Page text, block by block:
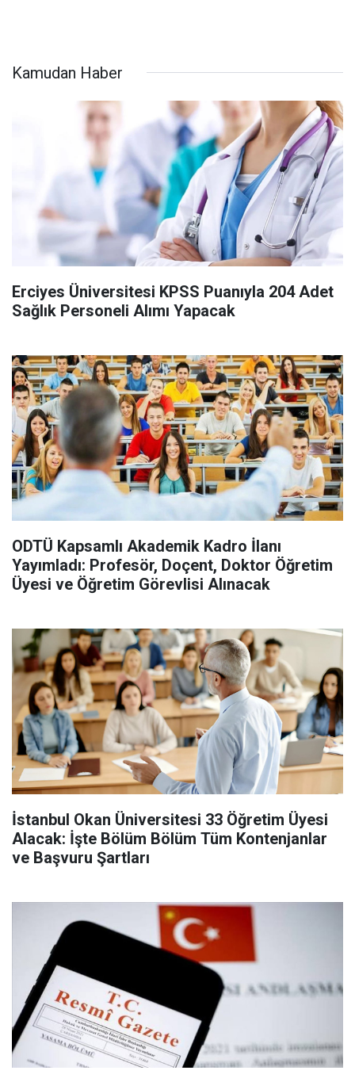
Kamudan Haber
Erciyes Üniversitesi KPSS Puanıyla 204 Adet
Sağlık Personeli Alımı Yapacak
ODTÜ Kapsamlı Akademik Kadro İlanı
Yayımladı: Profesör, Doçent, Doktor Öğretim
Üyesi ve Öğretim Görevlisi Alınacak
İstanbul Okan Üniversitesi 33 Öğretim Üyesi
Alacak: İşte Bölüm Bölüm Tüm Kontenjanlar
ve Başvuru Şartları